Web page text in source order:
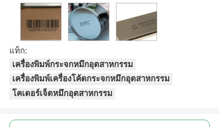
แท็ก:
เครื่องพิมพ์กระจกหมึกอุตสาหกรรม
เครื่องพิมพ์เครื่องโค้ดกระจกหมึกอุตสาหกรรม
โคเดอร์เจ็ตหมึกอุตสาหกรรม